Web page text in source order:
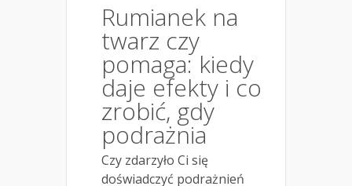
Rumianek na
twarz czy
pomaga: kiedy
daje efekty i co
zrobić, gdy
podrażnia
Czy zdarzyło Ci się
doświadczyć podrażnień